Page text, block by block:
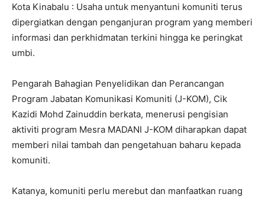
Kota Kinabalu : Usaha untuk menyantuni komuniti terus
dipergiatkan dengan penganjuran program yang memberi
informasi dan perkhidmatan terkini hingga ke peringkat
umbi.
Pengarah Bahagian Penyelidikan dan Perancangan
Program Jabatan Komunikasi Komuniti (J-KOM), Cik
Kazidi Mohd Zainuddin berkata, menerusi pengisian
aktiviti program Mesra MADANI J-KOM diharapkan dapat
memberi nilai tambah dan pengetahuan baharu kepada
komuniti.
Katanya, komuniti perlu merebut dan manfaatkan ruang